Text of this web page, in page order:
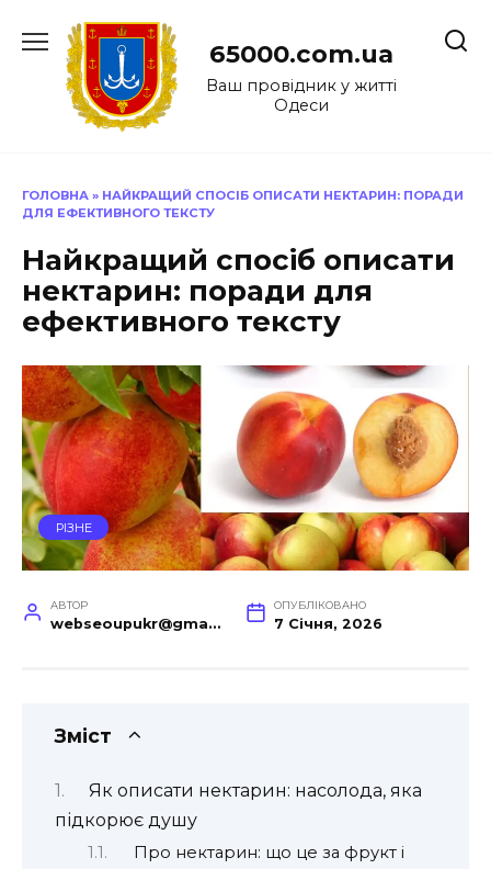
до
65000.com.ua
Ваш провідник у житті
Одеси
ГОЛОВНА » НАЙКРАЩИЙ СПОСІБ ОПИСАТИ НЕКТАРИН: ПОРАДИ
ДЛЯ ЕФЕКТИВНОГО ТЕКСТУ
Найкращий спосіб описати
нектарин: поради для
ефективного тексту
РІЗНЕ
АВТОР
webseoupukr@gmail.com
ОПУБЛІКОВАНО
7 Січня, 2026
Зміст
Як описати нектарин: насолода, яка
підкорює душу
Про нектарин: що це за фрукт і